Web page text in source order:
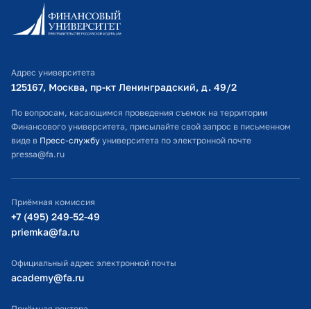
Личный кабинет поступающего
Оплата обучения
Расписание занятий
Студенческий офис
Официальный адрес электронной почты
Министерство просвещения РФ
Министерство науки и высшего образования РФ
Адрес университета
125167, Москва, пр-кт Ленинградский, д. 49/2​
По вопросам, касающимся проведения съемок на территории
Финансового университета, присылайте свой запрос в письменном
виде в Пресс-службу университета по электронной почте
pressa@fa.ru
Приёмная комиссия
+7 (495) 249-52-49
priemka@fa.ru
Официальный адрес электронной почты
academy@fa.ru